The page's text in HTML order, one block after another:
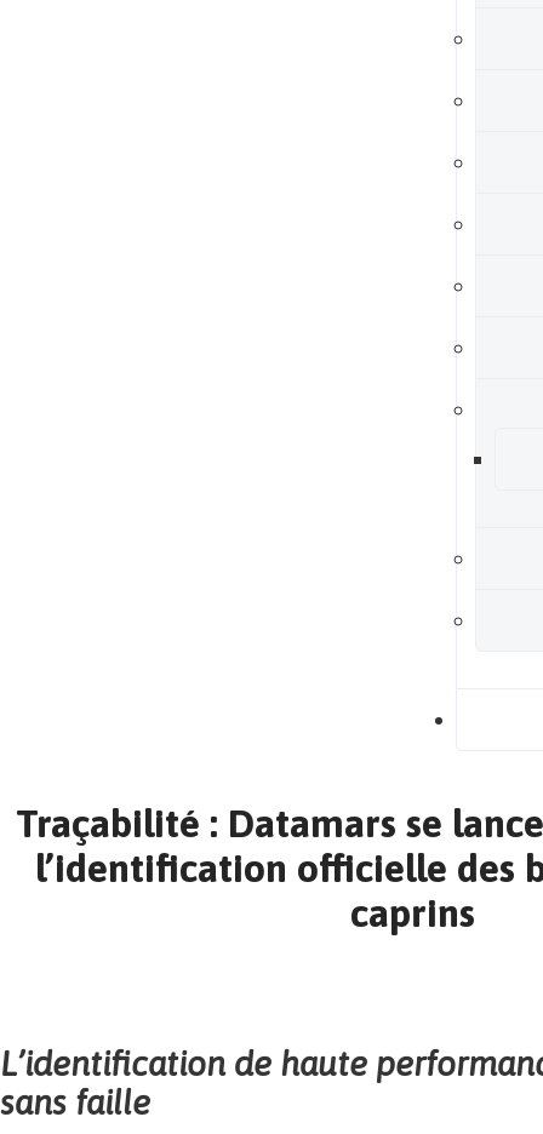
Traçabilité : Datamars se
l’identification officielle des
caprins
L’identification de haute
sans faille